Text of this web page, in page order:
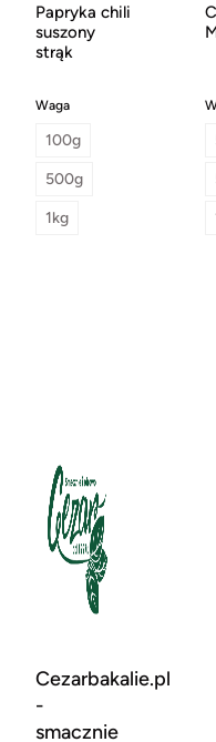
Papryka chili
suszony
strąk
Waga
100g
500g
1kg
Cezarbakalie.pl
-
smacznie